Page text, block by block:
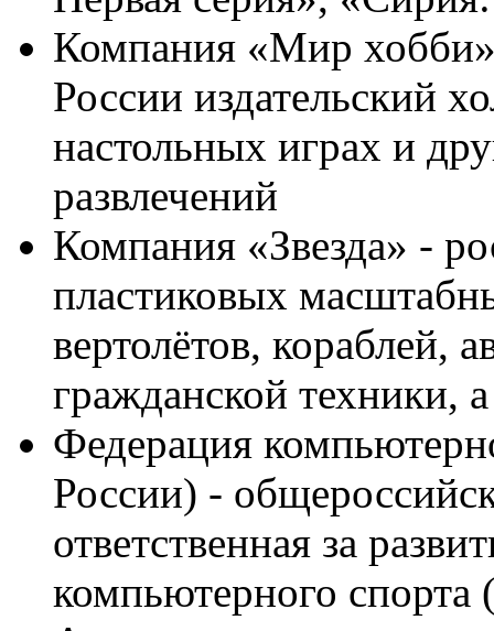
Компания «Мир
России издательский
настольных играх и
развлечений
Компания «Звезда» -
пластиковых
вертолётов, кораблей,
гражданской техники,
Федерация
России) -
ответственная за
компьютерного спорта